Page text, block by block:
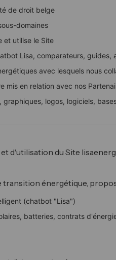
de droit belge
domaines
et utilise le Site
Lisa, comparateurs, guides,
avec lesquels nous
mis en relation avec nos
logos, logiciels,
d'utilisation du Site
énergétique,
(chatbot "Lisa")
batteries, contrats